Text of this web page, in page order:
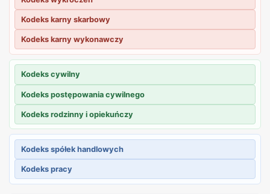
Kodeks karny skarbowy
Kodeks karny wykonawczy
Kodeks cywilny
Kodeks postępowania cywilnego
Kodeks rodzinny i opiekuńczy
Kodeks spółek handlowych
Kodeks pracy